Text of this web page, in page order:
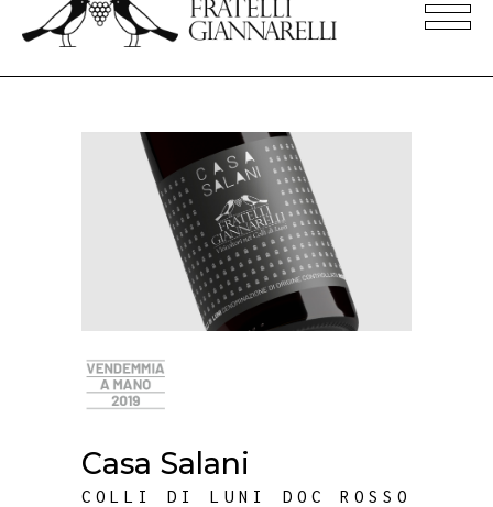
Casa Salani
COLLI DI LUNI DOC ROSSO